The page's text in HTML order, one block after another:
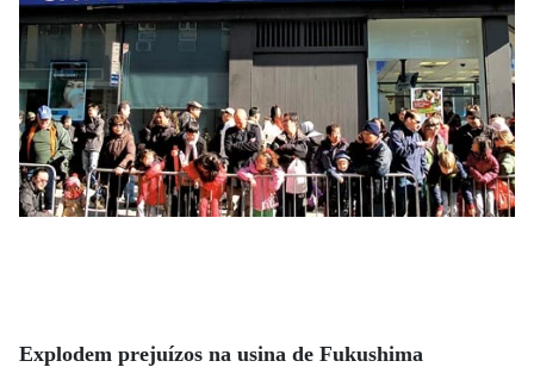
Explodem prejuízos na usina de Fukushima